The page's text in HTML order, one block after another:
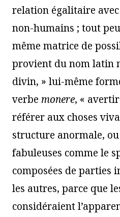
relation égalitaire
non-humains ; tout
même matrice de
provient du nom latin
divin, » lui-même
verbe monere, «
référer aux choses
structure anormale,
fabuleuses comme le
composées de parties
les autres, parce que
considéraient